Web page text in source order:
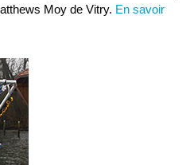
Moy de Vitry. En savoir